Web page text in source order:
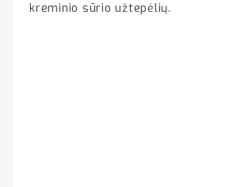
kreminio sūrio užtepėlių.